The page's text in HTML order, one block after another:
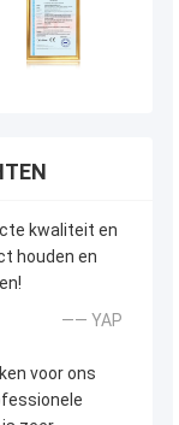
kwaliteit en
houden en
—— YAP
voor ons